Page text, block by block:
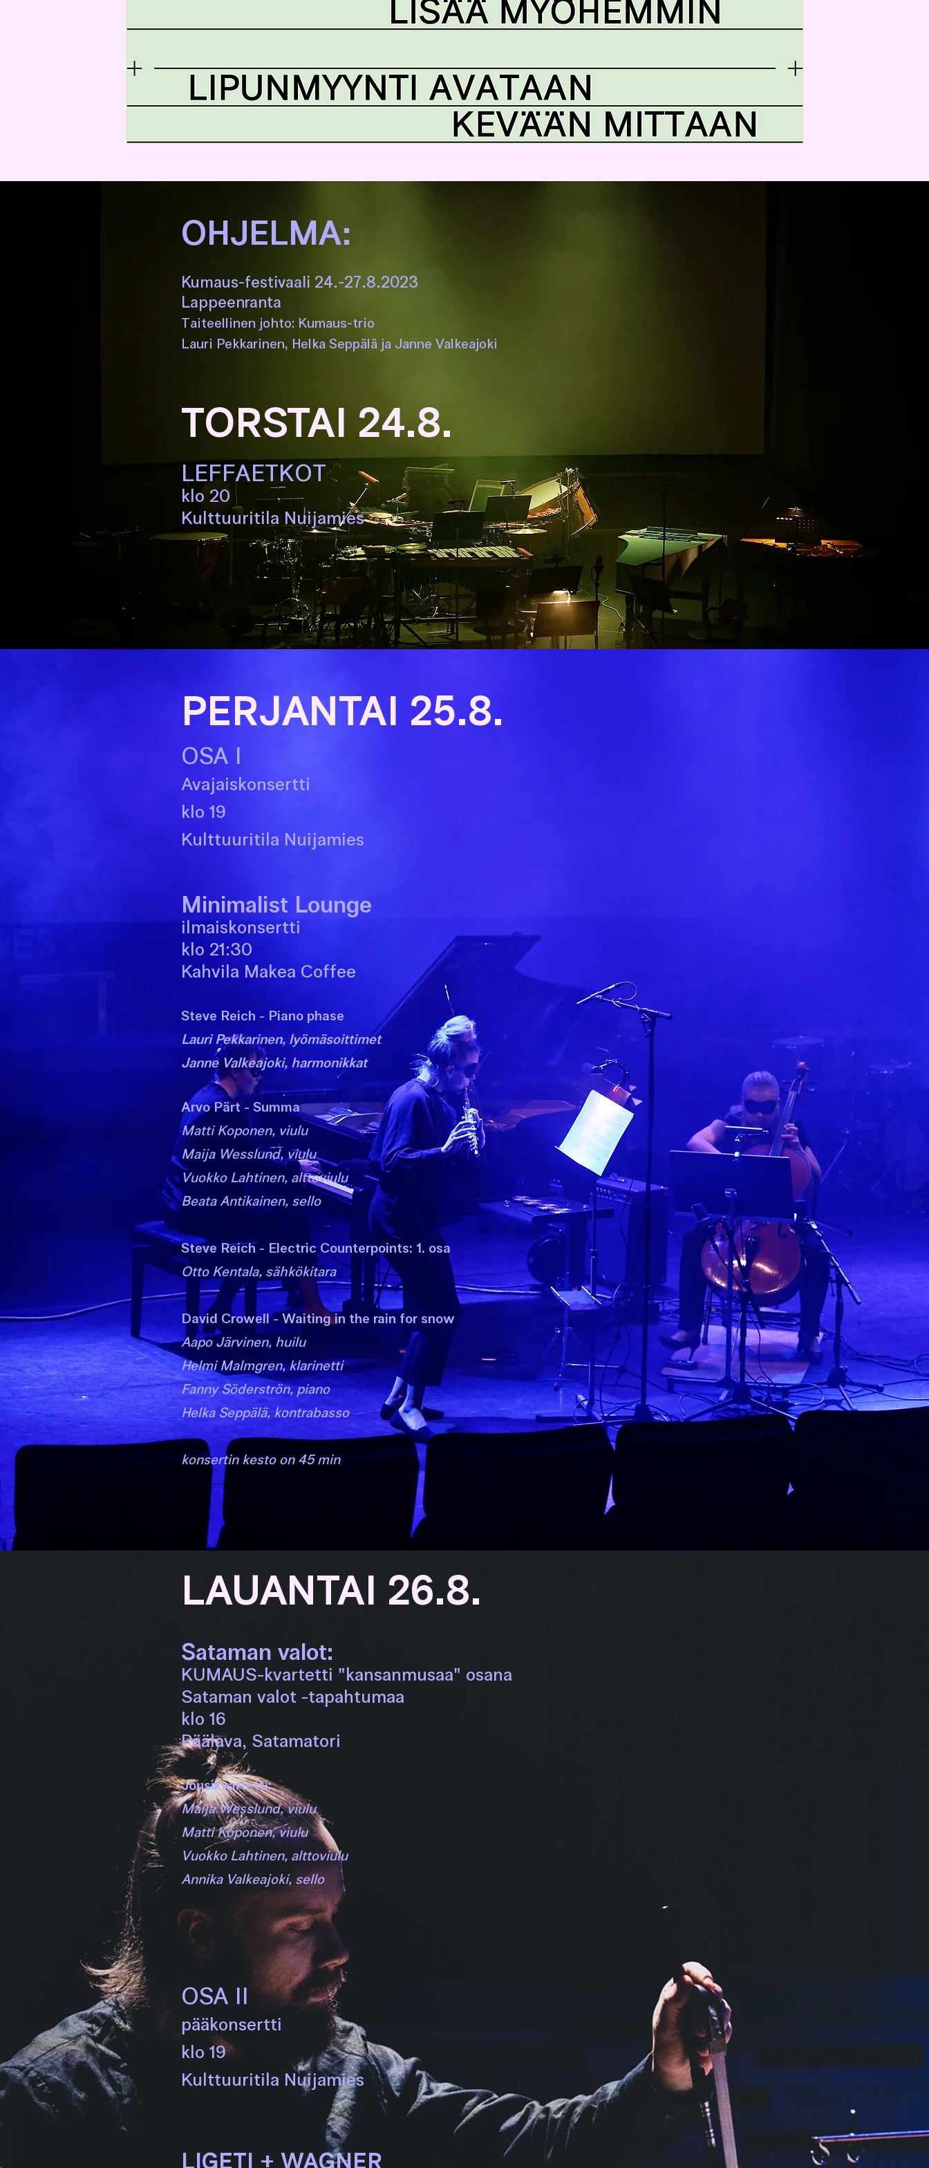
OHJELMA:
Kumaus-festivaali 24.-27.8.2023
Lappeenranta
Taiteellinen johto: Kumaus-trio
Lauri Pekkarinen, Helka Seppälä ja Janne Valkeajoki
TORSTAI 24.8.
LEFFAETKOT
klo 20
Kulttuuritila Nuijamies
PERJANTAI 25.8.
OSA I
Avajaiskonsertti
klo 19
Kulttuuritila Nuijamies
Minimalist Lounge
ilmaiskonsertti
klo 21:30
Kahvila Makea Coffee
Steve Reich - Piano phase
Lauri Pekkarinen, lyömäsoittimet
Janne Valkeajoki, harmonikkat
Arvo Pärt - Summa
Matti Koponen, viulu
Maija Wesslund, viulu
Vuokko Lahtinen, alttoviulu
Beata Antikainen, sello
Steve Reich - Electric Counterpoints: 1. osa
Otto Kentala, sähkökitara
David Crowell - Waiting in the rain for snow
Aapo Järvinen, huilu
Helmi Malmgren, klarinetti
Fanny Söderströn, piano
Helka Seppälä, kontrabasso
konsertin kesto on 45 min
LAUANTAI 26.8.
Sataman valot:
KUMAUS-kvartetti "kansanmusaa" osana
Sataman valot -tapahtumaa
klo 16
Päälava, Satamatori
Jousikvartetti:
Maija Wesslund, viulu
Matti Koponen, viulu
Vuokko Lahtinen, alttoviulu
Annika Valkeajoki, sello
OSA II
pääkonsertti
klo 19
Kulttuuritila Nuijamies
LIGETI + WAGNER